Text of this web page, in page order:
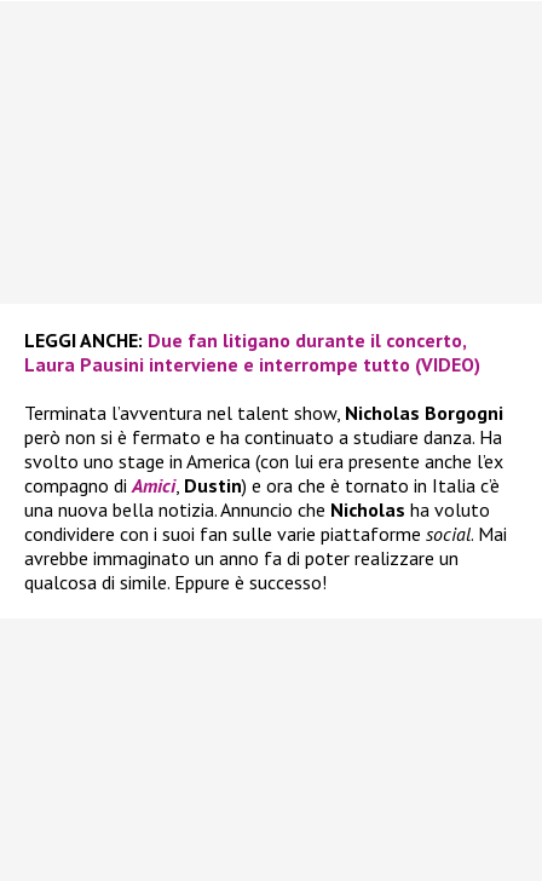
LEGGI ANCHE: Due fan litigano durante il concerto,
Laura Pausini interviene e interrompe tutto (VIDEO)
Terminata l’avventura nel talent show, Nicholas Borgogni
però non si è fermato e ha continuato a studiare danza. Ha
svolto uno stage in America (con lui era presente anche l’ex
compagno diAmici, Dustin) e ora che è tornato in Italia c’è
una nuova bella notizia. Annuncio che Nicholas ha voluto
condividere con i suoi fan sulle varie piattaforme social. Mai
avrebbe immaginato un anno fa di poter realizzare un
qualcosa di simile. Eppure è successo!